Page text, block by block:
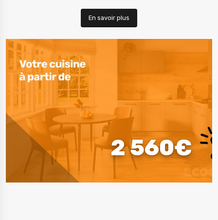
En savoir plus
2 560€